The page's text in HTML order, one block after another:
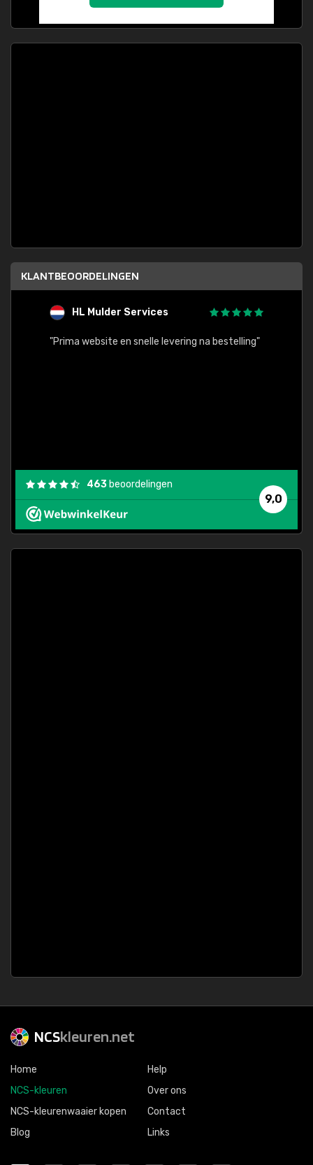
KLANTBEOORDELINGEN
HL Mulder Services
"Prima website en snelle levering na bestelling"
9,0
463 beoordelingen
NCSkleuren.net
Home
NCS-kleuren
NCS-kleurenwaaier kopen
Blog
Help
Over ons
Contact
Links